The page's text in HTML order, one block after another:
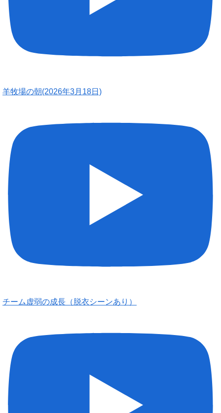
羊牧場の朝(2026年3月18日)
チーム虚弱の成長（脱衣シーンあり）